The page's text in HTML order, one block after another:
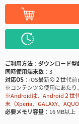
ご利用方法
ダウンロード型
同時使用端末数
3
対応OS
iOS最新の２世代
※コンテンツの使用にあた
※Androidは、Android２世
末（Xperia、GALAXY、
必要メモリ容量
16 MB以上